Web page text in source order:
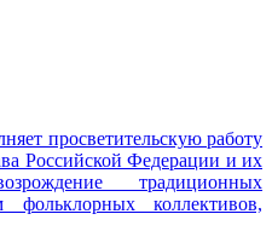
просветительскую работу
Российской Федерации и их
традиционных
коллективов,